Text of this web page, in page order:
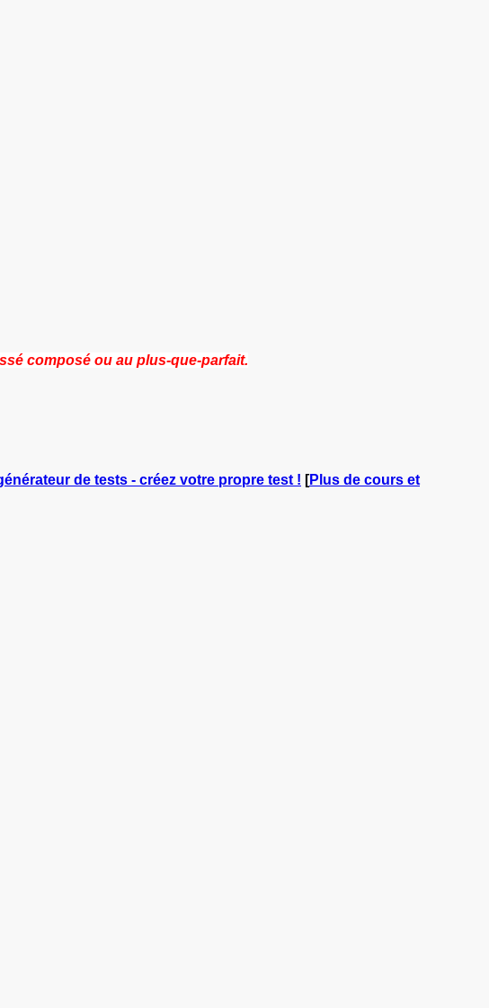
composé ou au plus-que-parfait.
de tests - créez votre propre test ! [Plus de cours et